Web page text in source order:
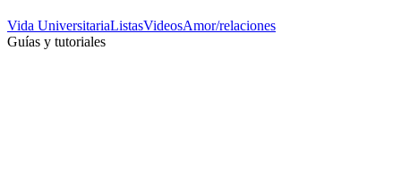
Vida UniversitariaListasVideosAmor/relaciones
Guías y tutoriales